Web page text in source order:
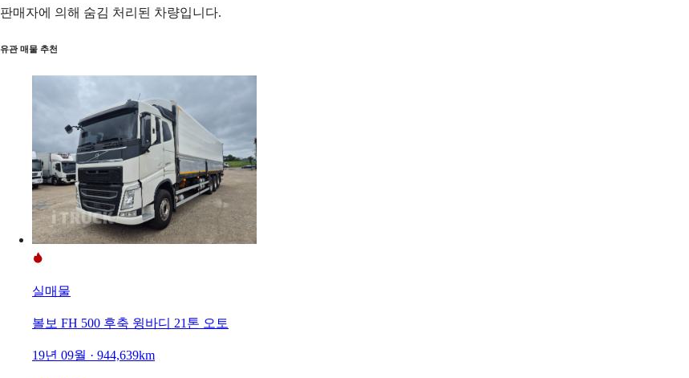
판매자에 의해 숨김 처리된 차량입니다.
유관 매물 추천
실매물
볼보 FH 500 후축 윙바디 21톤 오토
19년 09월 · 944,639km